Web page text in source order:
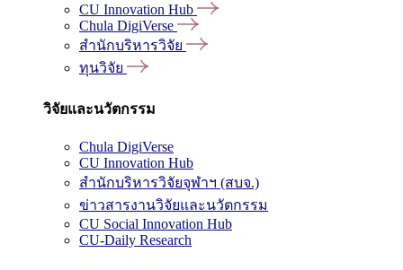
CU Innovation Hub
Chula DigiVerse
สำนักบริหารวิจัย
ทุนวิจัย
วิจัยและนวัตกรรม
Chula DigiVerse
CU Innovation Hub
สำนักบริหารวิจัยจุฬาฯ (สบจ.)
ข่าวสารงานวิจัยและนวัตกรรม
CU Social Innovation Hub
CU-Daily Research